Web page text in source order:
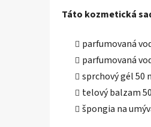
Táto kozmetická
parfumovaná
parfumovaná
sprchový gél 50
telový balzam
špongia na